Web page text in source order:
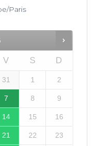
Paris
V S D
31 1 2
7 8 9
14 15 16
21 22 23